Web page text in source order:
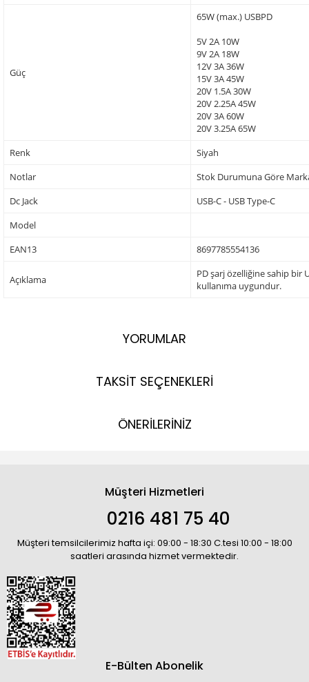
Güç
65W (max.) USBPD
5V 2A 10W
9V 2A 18W
12V 3A 36W
15V 3A 45W
20V 1.5A 30W
20V 2.25A 45W
20V 3A 60W
20V 3.25A 65W
Renk
Siyah
Notlar
Stok Durumuna Göre
Dc Jack
USB-C - USB Type-C
Model
EAN13
8697785554136
Açıklama
PD şarj özelliğine sahip bir
kullanıma uygundur.
YORUMLAR
TAKSİT SEÇENEKLERİ
ÖNERİLERİNİZ
Müşteri Hizmetleri
0216 481 75 40
Müşteri temsilcilerimiz hafta içi: 09:00 - 18:30 C.tesi 10:00 - 18:00
saatleri arasında hizmet vermektedir.
E-Bülten Abonelik